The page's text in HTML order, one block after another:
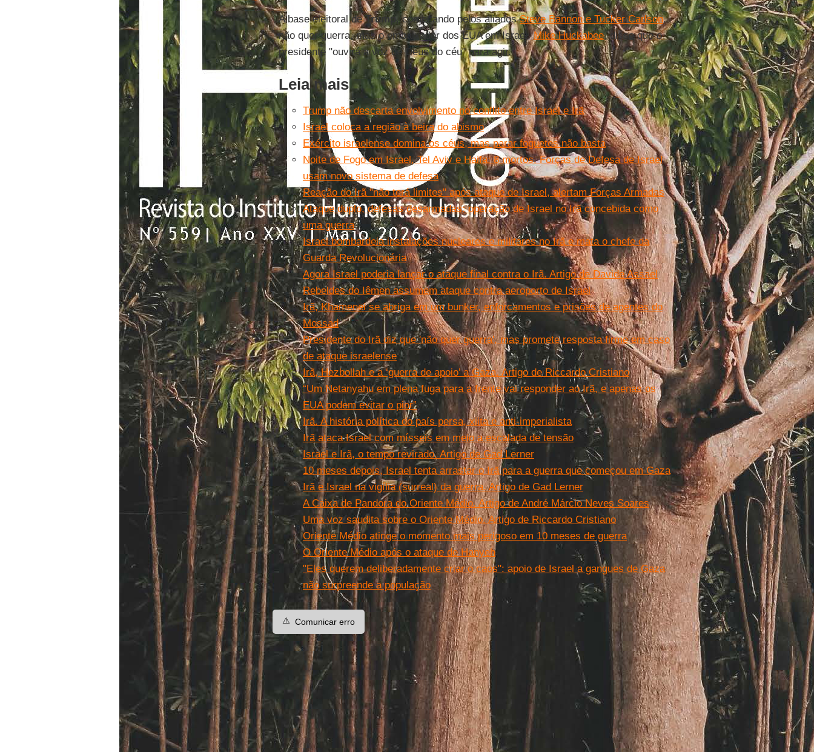
A base eleitoral deTrump , começando pelos aliadosSteve Bannon e Tucker Carlson,
não quer guerra, mas o embaixador dos EUA em Israel,Mike Huckabee, disse que o
presidente "ouvirá a voz de Deus do céu" para agir.
Leia mais
Trump não descarta envolvimento no conflito entre Israel e Irã
Israel coloca a região à beira do abismo
Exército israelense domina os céus, mas parar foguetes não basta
Noite de Fogo em Israel, Tel Aviv e Haifa: 8 mortos. Forças de Defesa de Israel
usam novo sistema de defesa
Reação do Irã "não terá limites" após ataque de Israel, alertam Forças Armadas
Ataque duplo, defesas desarmadas: operação de Israel no Irã concebida como
uma guerra
Israel bombardeia instalações nucleares e militares no Irã e mata o chefe da
Guarda Revolucionária
Agora Israel poderia lançar o ataque final contra o Irã. Artigo de Davide Assael
Rebeldes do Iêmen assumem ataque contra aeroporto de Israel
Irã, Khamenei se abriga em um bunker, enforcamentos e prisões de agentes do
Mossad
Presidente do Irã diz que 'não quer guerra', mas promete resposta firme em caso
de ataque israelense
Irã, Hezbollah e a ‘guerra de apoio’ a Gaza. Artigo de Riccardo Cristiano
“Um Netanyahu em plena fuga para a frente vai responder ao Irã, e apenas os
EUA podem evitar o pior”
Irã. A história política do país persa, xiita e anti-imperialista
Irã ataca Israel com mísseis em meio a escalada de tensão
Israel e Irã, o tempo revirado. Artigo de Gad Lerner
10 meses depois, Israel tenta arrastar o Irã para a guerra que começou em Gaza
Irã e Israel na vigília (surreal) da guerra. Artigo de Gad Lerner
A Caixa de Pandora do Oriente Médio. Artigo de André Márcio Neves Soares
Uma voz saudita sobre o Oriente Médio. Artigo de Riccardo Cristiano
Oriente Médio atinge o momento mais perigoso em 10 meses de guerra
O Oriente Médio após o ataque de Hanyeh
"Eles querem deliberadamente criar o caos": apoio de Israel a gangues de Gaza
não surpreende a população
⚠️ Comunicar erro